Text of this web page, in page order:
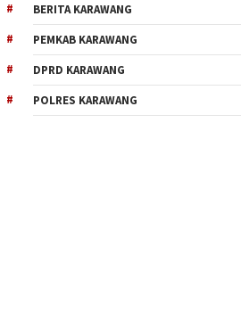
BERITA KARAWANG
PEMKAB KARAWANG
DPRD KARAWANG
POLRES KARAWANG